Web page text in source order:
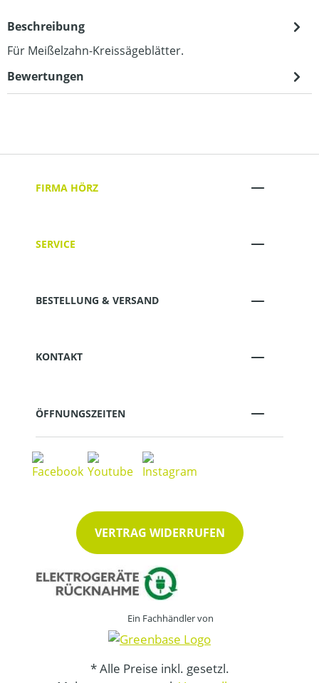
Beschreibung
Für Meißelzahn-Kreissägeblätter.
Bewertungen
FIRMA HÖRZ
SERVICE
BESTELLUNG & VERSAND
KONTAKT
ÖFFNUNGSZEITEN
VERTRAG WIDERRUFEN
Ein Fachhändler von
* Alle Preise inkl. gesetzl.